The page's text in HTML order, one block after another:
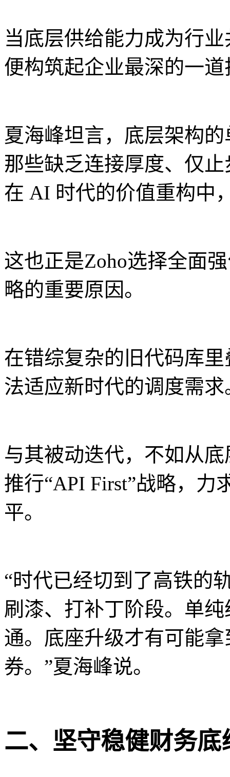
当底层供给能力成为行
便构筑起企业最深的一
夏海峰坦言，底层架构
那些缺乏连接厚度、仅
在 AI 时代的价值重构中
这也正是Zoho选择全面
略的重要原因。
在错综复杂的旧代码库
法适应新时代的调度需求
与其被动迭代，不如从
推行“API First”战略，力
平。
“时代已经切到了高铁的
刷漆、打补丁阶段。单
通。底座升级才有可能
券。”夏海峰说。
二、坚守稳健财务